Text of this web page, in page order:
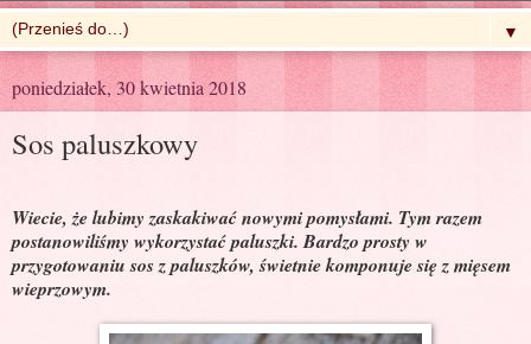
▼
poniedziałek, 30 kwietnia 2018
Sos paluszkowy
Wiecie, że lubimy zaskakiwać nowymi pomysłami. Tym razem
postanowiliśmy wykorzystać paluszki. Bardzo prosty w
przygotowaniu sos z paluszków, świetnie komponuje się z mięsem
wieprzowym.